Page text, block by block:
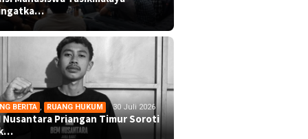
BERITA , RUANG HUKUM 30 Juli 2026
Nusantara Priangan Timur Soroti